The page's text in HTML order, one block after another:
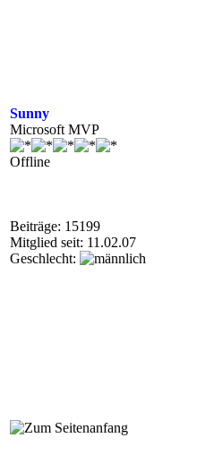
Sunny
Microsoft MVP
Offline
Beiträge: 15199
Mitglied seit: 11.02.07
Geschlecht: